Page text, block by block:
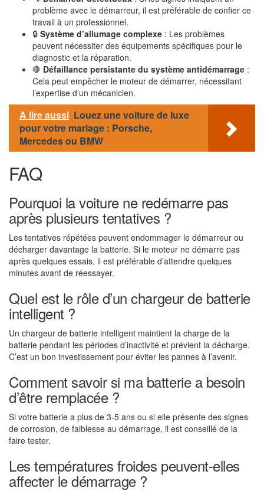
problème avec le démarreur, il est préférable de confier ce
travail à un professionnel.
🔒 Système d’allumage complexe : Les problèmes
peuvent nécessiter des équipements spécifiques pour le
diagnostic et la réparation.
🛑 Défaillance persistante du système antidémarrage :
Cela peut empêcher le moteur de démarrer, nécessitant
l’expertise d’un mécanicien.
A lire aussi Louez une voiture de luxe
pour votre mariage : Porsche,
Mercedes ou BMW
FAQ
Pourquoi la voiture ne redémarre pas
après plusieurs tentatives ?
Les tentatives répétées peuvent endommager le démarreur ou
décharger davantage la batterie. Si le moteur ne démarre pas
après quelques essais, il est préférable d’attendre quelques
minutes avant de réessayer.
Quel est le rôle d’un chargeur de batterie
intelligent ?
Un chargeur de batterie intelligent maintient la charge de la
batterie pendant les périodes d’inactivité et prévient la décharge.
C’est un bon investissement pour éviter les pannes à l’avenir.
Comment savoir si ma batterie a besoin
d’être remplacée ?
Si votre batterie a plus de 3-5 ans ou si elle présente des signes
de corrosion, de faiblesse au démarrage, il est conseillé de la
faire tester.
Les températures froides peuvent-elles
affecter le démarrage ?